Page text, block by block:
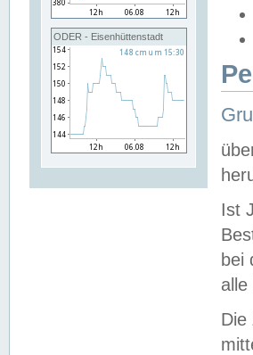
ODER - Eisenhüttenstadt
Ist
bei
Die